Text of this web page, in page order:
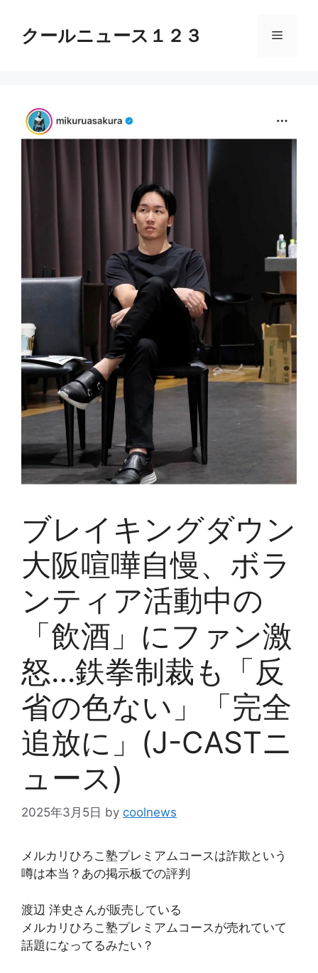
クールニュース１２３ メ
ュ
ブレイキングダウン
大阪喧嘩自慢、ボラ
ンティア活動中の
「飲酒」にファン激
怒…鉄拳制裁も「反
省の色ない」「完全
追放に」(J-CASTニ
ュース)
2025年3月5日 by coolnews
メルカリひろこ塾プレミアムコースは詐欺という
噂は本当？あの掲示板での評判
渡辺 洋史さんが販売している
メルカリひろこ塾プレミアムコースが売れていて
話題になってるみたい？